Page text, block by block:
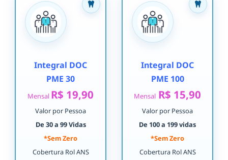
Integral DOC
PME 30
Mensal R$ 19,90
Valor por Pessoa
De 30 a 99 Vidas
*Sem Zero
Cobertura Rol ANS
Integral DOC
PME 100
Mensal R$ 15,90
Valor por Pessoa
De 100 a 199 vidas
*Sem Zero
Cobertura Rol ANS